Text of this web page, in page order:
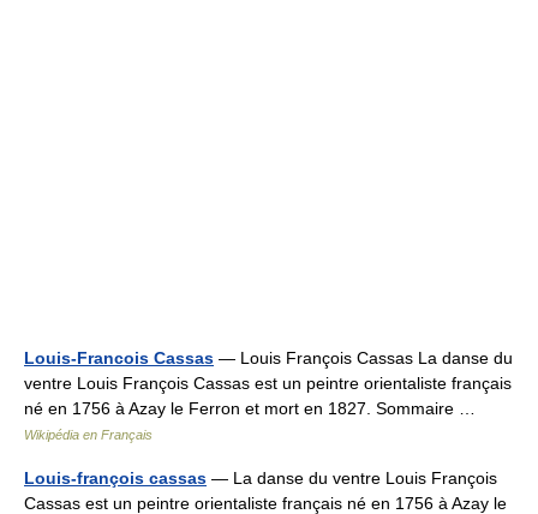
Louis-Francois Cassas — Louis François Cassas La danse du
ventre Louis François Cassas est un peintre orientaliste français
né en 1756 à Azay le Ferron et mort en 1827. Sommaire …
Wikipédia en Français
Louis-françois cassas — La danse du ventre Louis François
Cassas est un peintre orientaliste français né en 1756 à Azay le